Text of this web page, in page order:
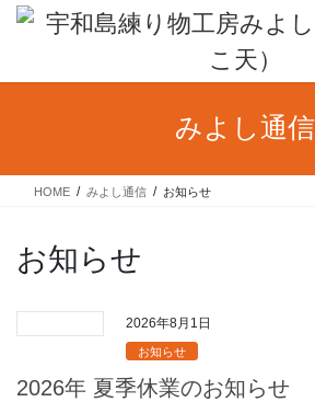
ン
ー
みよし通信
HOME みよし通信 お知らせ
お知らせ
2026年8月1日
お知らせ
2026年 夏季休業のお知らせ